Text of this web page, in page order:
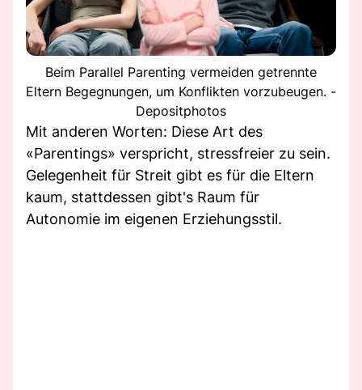
Beim Parallel Parenting vermeiden getrennte
Eltern Begegnungen, um Konflikten vorzubeugen. -
Depositphotos
Mit anderen Worten: Diese Art des
«Parentings» verspricht, stressfreier zu sein.
Gelegenheit für Streit gibt es für die Eltern
kaum, stattdessen gibt's Raum für
Autonomie im eigenen Erziehungsstil.